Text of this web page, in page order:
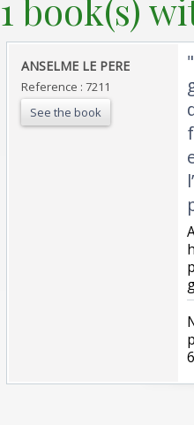
1 book(s)
‎ANSELME LE PERE ‎
Reference : 7211
See the book